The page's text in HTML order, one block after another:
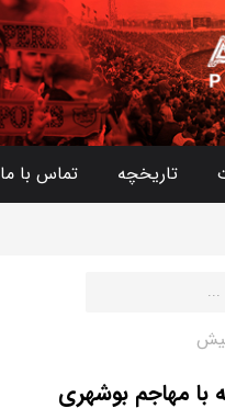
تاریخچه تماس با ما
...
با مهاجم بوشهری